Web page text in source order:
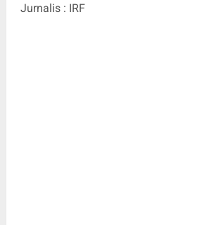
Jurnalis : IRF